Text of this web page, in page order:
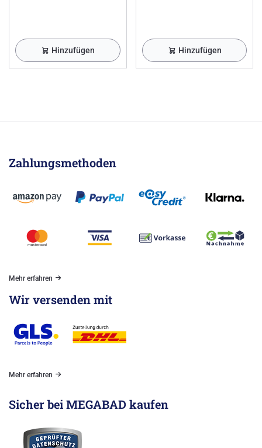
Hinzufügen Hinzufügen
Zahlungsmethoden
Mehr erfahren
Wir versenden mit
Mehr erfahren
Sicher bei MEGABAD kaufen